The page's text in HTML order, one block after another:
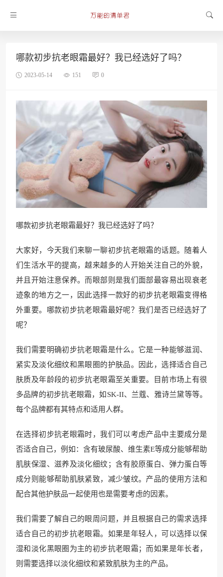
哪款初步抗老眼霜最好？我已经选好了吗？
2023-05-14 151 0
哪款初步抗老眼霜最好？我已经选好了吗？
大家好，今天我们来聊一聊初步抗老眼霜的话题。随着人
们生活水平的提高，越来越多的人开始关注自己的外貌，
并且开始注意保养。而眼部则是我们面部最容易出现衰老
迹象的地方之一，因此选择一款好的初步抗老眼霜变得格
外重要。哪款初步抗老眼霜最好呢？我们是否已经选好了
呢？
我们需要明确初步抗老眼霜是什么。它是一种能够滋润、
紧实及淡化细纹和黑眼圈的护肤品。因此，选择适合自己
肤质及年龄段的初步抗老眼霜至关重要。目前市场上有很
多品牌的初步抗老眼霜，如SK-II、兰蔻、雅诗兰黛等等。
每个品牌都有其特点和适用人群。
在选择初步抗老眼霜时，我们可以考虑产品中主要成分是
否适合自己，例如：含有玻尿酸、维生素E等成分能够帮助
肌肤保湿、滋养及淡化细纹；含有胶原蛋白、弹力蛋白等
成分则能够帮助肌肤紧致，减少皱纹。产品的使用方法和
配合其他护肤品一起使用也是需要考虑的因素。
我们需要了解自己的眼周问题，并且根据自己的需求选择
适合自己的初步抗老眼霜。如果是年轻人，可以选择以保
湿和淡化黑眼圈为主的初步抗老眼霜；而如果是年长者，
则需要选择以淡化细纹和紧致肌肤为主的产品。